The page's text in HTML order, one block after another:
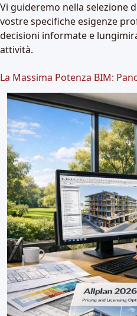
Vi guideremo nella selezione
vostre specifiche esigenze
decisioni informate e
attività.
La Massima Potenza BIM: